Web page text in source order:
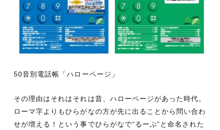
50音別電話帳「ハローページ」
その理由はそれはそれは昔、ハローページがあった時代。
ローマ字よりもひらがなの方が先に出ることから問い合わ
せが増える！という事でひらがなで“るーぷ”と命名された